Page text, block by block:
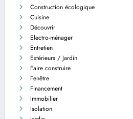
Construction écologique
Cuisine
Découvrir
Electro-ménager
Entretien
Extérieurs / Jardin
Faire construire
Fenêtre
Financement
Immobilier
Isolation